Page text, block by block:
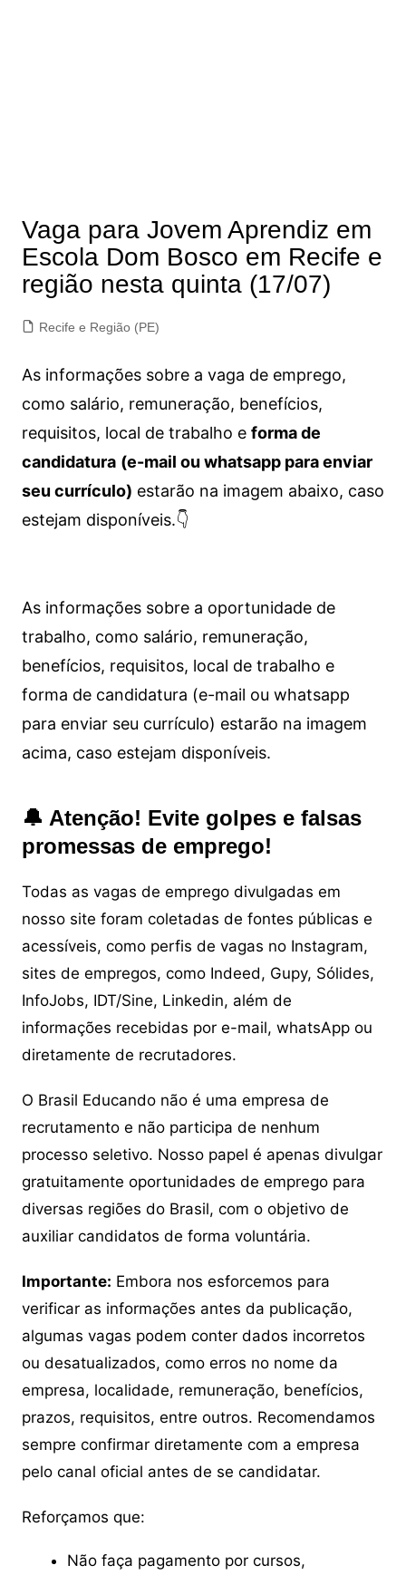
Vaga para Jovem Aprendiz em
Escola Dom Bosco em Recife e
região nesta quinta (17/07)
Recife e Região (PE)
As informações sobre a vaga de emprego,
como salário, remuneração, benefícios,
requisitos, local de trabalho e forma de
candidatura (e-mail ou whatsapp para enviar
seu currículo) estarão na imagem abaixo, caso
estejam disponíveis.👇
As informações sobre a oportunidade de
trabalho, como salário, remuneração,
benefícios, requisitos, local de trabalho e
forma de candidatura (e-mail ou whatsapp
para enviar seu currículo) estarão na imagem
acima, caso estejam disponíveis.
🔔 Atenção! Evite golpes e falsas
promessas de emprego!
Todas as vagas de emprego divulgadas em
nosso site foram coletadas de fontes públicas e
acessíveis, como perfis de vagas no Instagram,
sites de empregos, como Indeed, Gupy, Sólides,
InfoJobs, IDT/Sine, Linkedin, além de
informações recebidas por e-mail, whatsApp ou
diretamente de recrutadores.
O Brasil Educando não é uma empresa de
recrutamento e não participa de nenhum
processo seletivo. Nosso papel é apenas divulgar
gratuitamente oportunidades de emprego para
diversas regiões do Brasil, com o objetivo de
auxiliar candidatos de forma voluntária.
Importante: Embora nos esforcemos para
verificar as informações antes da publicação,
algumas vagas podem conter dados incorretos
ou desatualizados, como erros no nome da
empresa, localidade, remuneração, benefícios,
prazos, requisitos, entre outros. Recomendamos
sempre confirmar diretamente com a empresa
pelo canal oficial antes de se candidatar.
Reforçamos que:
Não faça pagamento por cursos,